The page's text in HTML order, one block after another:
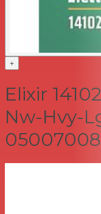
+
Elixir
Nw-Hvy-